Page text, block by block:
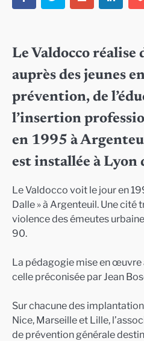
Le Valdocco réalise
auprès des jeunes
prévention, de
l’insertion
en 1995 à
est installée à
Le Valdocco voit le jour en
Dalle » à Argenteuil. Une cité
violence des émeutes
90.
La pédagogie mise en œuvre
celle préconisée par Jean
Sur chacune des
Nice, Marseille et Lille,
de prévention générale